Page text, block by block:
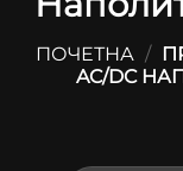
ПОЧЕТНА /
AC/DC